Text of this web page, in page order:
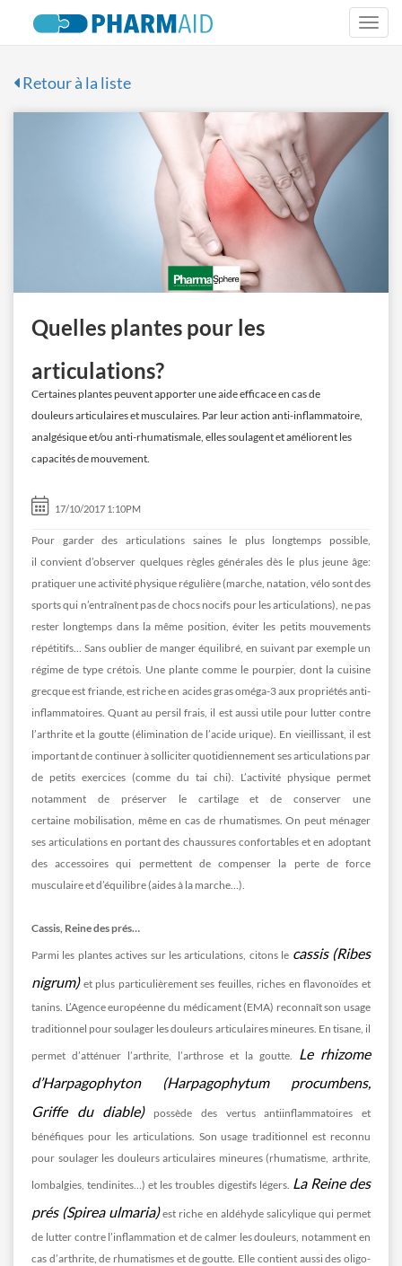
Retour à la liste
Quelles plantes pour les
articulations?
Certaines plantes peuvent apporter une aide efficace en cas de
douleurs articulaires et musculaires. Par leur action anti-inflammatoire,
analgésique et/ou anti-rhumatismale, elles soulagent et améliorent les
capacités de mouvement.
17/10/2017 1:10PM
Pour garder des articulations saines le plus longtemps possible,
il convient d’observer quelques règles générales dès le plus jeune âge:
pratiquer une activité physique régulière (marche, natation, vélo sont des
sports qui n’entraînent pas de chocs nocifs pour les articulations), ne pas
rester longtemps dans la même position, éviter les petits mouvements
répétitifs… Sans oublier de manger équilibré, en suivant par exemple un
régime de type crétois. Une plante comme le pourpier, dont la cuisine
grecque est friande, est riche en acides gras oméga-3 aux propriétés anti-
inflammatoires. Quant au persil frais, il est aussi utile pour lutter contre
l’arthrite et la goutte (élimination de l’acide urique). En vieillissant, il est
important de continuer à solliciter quotidiennement ses articulations par
de petits exercices (comme du tai chi). L’activité physique permet
notamment de préserver le cartilage et de conserver une
certaine mobilisation, même en cas de rhumatismes. On peut ménager
ses articulations en portant des chaussures confortables et en adoptant
des accessoires qui permettent de compenser la perte de force
musculaire et d’équilibre (aides à la marche…).
Cassis, Reine des prés…
Parmi les plantes actives sur les articulations, citons le cassis (Ribes
nigrum)et plus particulièrement ses feuilles, riches en flavonoïdes et
tanins. L’Agence européenne du médicament (EMA) reconnaît son usage
traditionnel pour soulager les douleurs articulaires mineures. En tisane, il
permet d’atténuer l’arthrite, l’arthrose et la goutte. Le rhizome
d’Harpagophyton (Harpagophytum procumbens,
Griffe du diable)possède des vertus antiinflammatoires et
bénéfiques pour les articulations. Son usage traditionnel est reconnu
pour soulager les douleurs articulaires mineures (rhumatisme, arthrite,
lombalgies, tendinites…) et les troubles digestifs légers. La Reine des
prés (Spirea ulmaria)est riche en aldéhyde salicylique qui permet
de lutter contre l’inflammation et de calmer les douleurs, notamment en
cas d’arthrite, de rhumatismes et de goutte. Elle contient aussi des oligo-